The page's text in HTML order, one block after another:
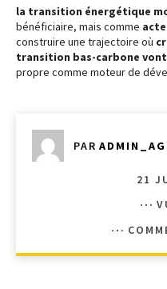
la transition énergétique
bénéficiaire, mais comme
construire une trajectoire où
transition bas-carbone
propre comme moteur de
PAR
21